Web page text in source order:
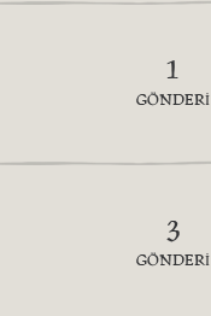
1
GÖNDERI
3
GÖNDERI